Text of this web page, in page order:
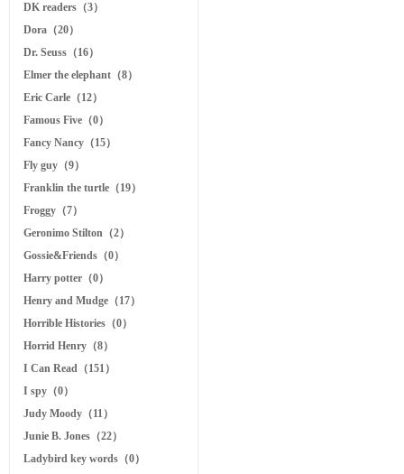
DK readers（3）
Dora（20）
Dr. Seuss（16）
Elmer the elephant（8）
Eric Carle（12）
Famous Five（0）
Fancy Nancy（15）
Fly guy（9）
Franklin the turtle（19）
Froggy（7）
Geronimo Stilton（2）
Gossie&Friends（0）
Harry potter（0）
Henry and Mudge（17）
Horrible Histories（0）
Horrid Henry（8）
I Can Read（151）
I spy（0）
Judy Moody（11）
Junie B. Jones（22）
Ladybird key words（0）